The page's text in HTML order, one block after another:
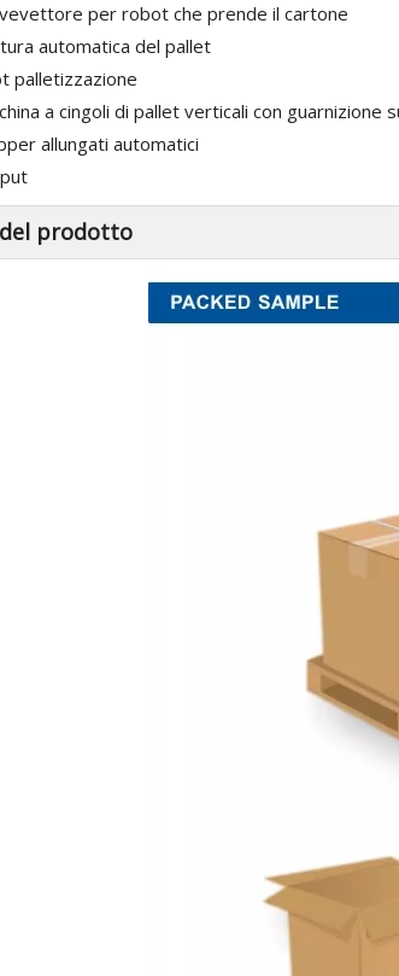
per robot che prende il cartone
automatica del pallet
palletizzazione
a cingoli di pallet verticali con guarnizione
allungati automatici
prodotto